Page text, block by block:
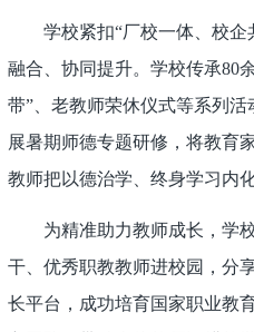
学校紧扣“厂校一体、校
融合、协同提升。学校传承80
带”、老教师荣休仪式等系列
展暑期师德专题研修，将教育
教师把以德治学、终身学习内
为精准助力教师成长，学
干、优秀职教教师进校园，分
长平台，成功培育国家职业教